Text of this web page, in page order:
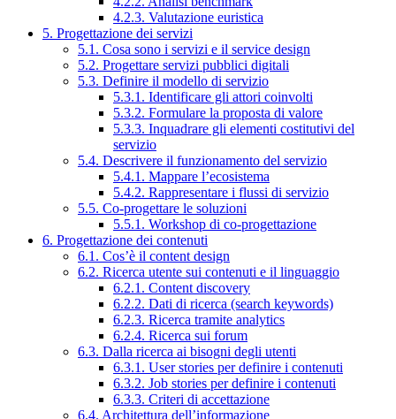
4.2.3. Valutazione euristica
5. Progettazione dei servizi
5.1. Cosa sono i servizi e il service design
5.2. Progettare servizi pubblici digitali
5.3. Definire il modello di servizio
5.3.1. Identificare gli attori coinvolti
5.3.2. Formulare la proposta di valore
5.3.3. Inquadrare gli elementi costitutivi del
servizio
5.4. Descrivere il funzionamento del servizio
5.4.1. Mappare l’ecosistema
5.4.2. Rappresentare i flussi di servizio
5.5. Co-progettare le soluzioni
5.5.1. Workshop di co-progettazione
6. Progettazione dei contenuti
6.1. Cos’è il content design
6.2. Ricerca utente sui contenuti e il linguaggio
6.2.1. Content discovery
6.2.2. Dati di ricerca (search keywords)
6.2.3. Ricerca tramite analytics
6.2.4. Ricerca sui forum
6.3. Dalla ricerca ai bisogni degli utenti
6.3.1. User stories per definire i contenuti
6.3.2. Job stories per definire i contenuti
6.3.3. Criteri di accettazione
6.4. Architettura dell’informazione